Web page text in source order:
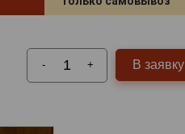
- + В заявку